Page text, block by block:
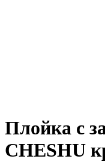
Плойка с
CHESHU